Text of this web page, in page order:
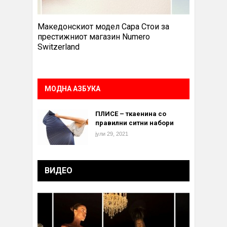
Македонскиот модел Сара Стои за
престижниот магазин Numero
Switzerland
МОДНА АЗБУКА
ПЛИСЕ – ткаенина со
правилни ситни набори
јули 29, 2021
ВИДЕО